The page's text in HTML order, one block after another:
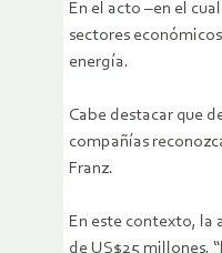
En el acto –en el
sectores
energía.
Cabe destacar que
compañías
Franz.
En este contexto, la
de US$25 millones,